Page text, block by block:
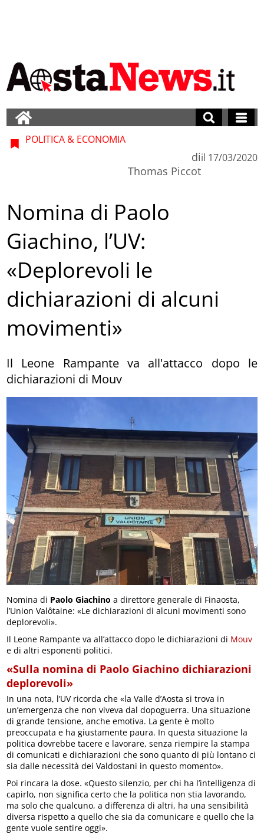
POLITICA & ECONOMIA
di
Thomas Piccot
il 17/03/2020
Nomina di Paolo
Giachino, l’UV:
«Deplorevoli le
dichiarazioni di alcuni
movimenti»
Il Leone Rampante va all'attacco dopo le
dichiarazioni di Mouv
Nomina di Paolo Giachino a direttore generale di Finaosta,
l’Union Valôtaine: «Le dichiarazioni di alcuni movimenti sono
deplorevoli».
Il Leone Rampante va all’attacco dopo le dichiarazioni di Mouv
e di altri esponenti politici.
«Sulla nomina di Paolo Giachino dichiarazioni
deplorevoli»
In una nota, l’UV ricorda che «la Valle d’Aosta si trova in
un’emergenza che non viveva dal dopoguerra. Una situazione
di grande tensione, anche emotiva. La gente è molto
preoccupata e ha giustamente paura. In questa situazione la
politica dovrebbe tacere e lavorare, senza riempire la stampa
di comunicati e dichiarazioni che sono quanto di più lontano ci
sia dalle necessità dei Valdostani in questo momento».
Poi rincara la dose. «Questo silenzio, per chi ha l’intelligenza di
capirlo, non significa certo che la politica non stia lavorando,
ma solo che qualcuno, a differenza di altri, ha una sensibilità
diversa rispetto a quello che sia da comunicare e quello che la
gente vuole sentire oggi».